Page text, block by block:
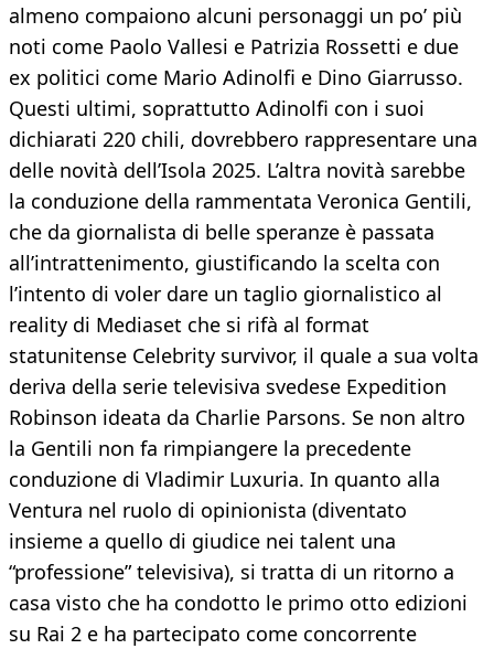
almeno compaiono alcuni personaggi un po’ più
noti come Paolo Vallesi e Patrizia Rossetti e due
ex politici come Mario Adinolfi e Dino Giarrusso.
Questi ultimi, soprattutto Adinolfi con i suoi
dichiarati 220 chili, dovrebbero rappresentare una
delle novità dell’Isola 2025. L’altra novità sarebbe
la conduzione della rammentata Veronica Gentili,
che da giornalista di belle speranze è passata
all’intrattenimento, giustificando la scelta con
l’intento di voler dare un taglio giornalistico al
reality di Mediaset che si rifà al format
statunitense Celebrity survivor, il quale a sua volta
deriva della serie televisiva svedese Expedition
Robinson ideata da Charlie Parsons. Se non altro
la Gentili non fa rimpiangere la precedente
conduzione di Vladimir Luxuria. In quanto alla
Ventura nel ruolo di opinionista (diventato
insieme a quello di giudice nei talent una
“professione” televisiva), si tratta di un ritorno a
casa visto che ha condotto le primo otto edizioni
su Rai 2 e ha partecipato come concorrente